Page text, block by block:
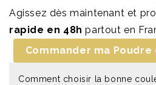
Agissez dès maintenant et
rapide en 48h partout en
Commander ma
Comment choisir la bonne